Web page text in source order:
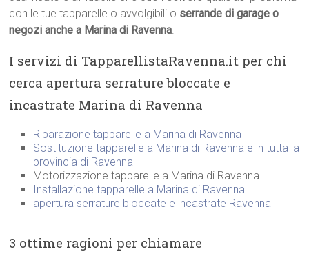
con le tue tapparelle o avvolgibili o serrande di garage o
negozi anche a Marina di Ravenna.
I servizi di TapparellistaRavenna.it per chi
cerca apertura serrature bloccate e
incastrate Marina di Ravenna
Riparazione tapparelle a Marina di Ravenna
Sostituzione tapparelle a Marina di Ravenna e in tutta la
provincia di Ravenna
Motorizzazione tapparelle a Marina di Ravenna
Installazione tapparelle a Marina di Ravenna
apertura serrature bloccate e incastrate Ravenna
3 ottime ragioni per chiamare